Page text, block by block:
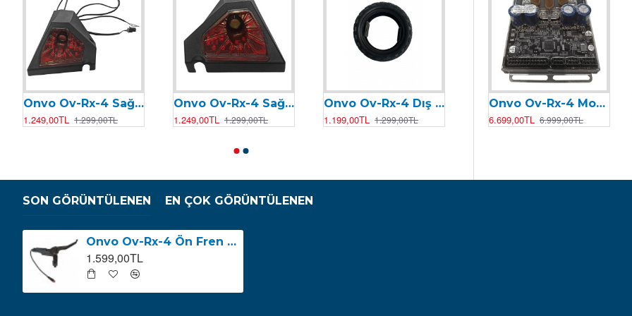
Onvo Ov-Rx-4 Sağ Ön Sinyal
1.249,00TL 1.299,00TL
Onvo Ov-Rx-4 Sağ Arka Sinyal
1.249,00TL 1.299,00TL
Onvo Ov-Rx-4 Dış Lastik
1.199,00TL 1.299,00TL
Onvo RX-4 10X2.5 İç Lastik
649,00TL 699,00TL
Onvo Ov-Rx-4 Motor Kontrolcüsü ( Beyin )
6.699,00TL 6.999,00TL
SON GÖRÜNTÜLENEN EN ÇOK GÖRÜNTÜLENEN
Onvo Ov-Rx-4 Ön Fren Kolu (Sağ Fren Kolu) NUTT
1.599,00TL